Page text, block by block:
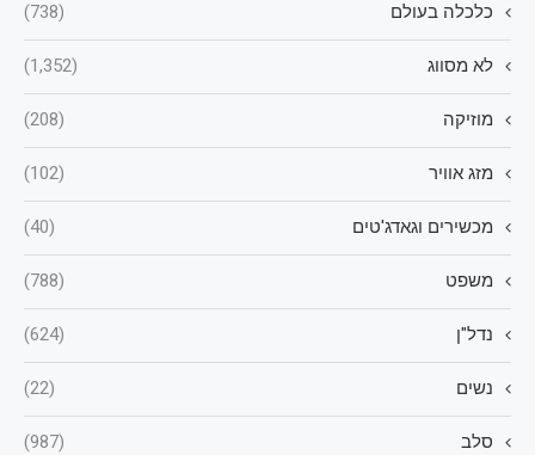
כלכלה בעולם (738)
לא מסווג (1,352)
מוזיקה (208)
מזג אוויר (102)
מכשירים וגאדג'טים (40)
משפט (788)
נדל"ן (624)
נשים (22)
סלב (987)